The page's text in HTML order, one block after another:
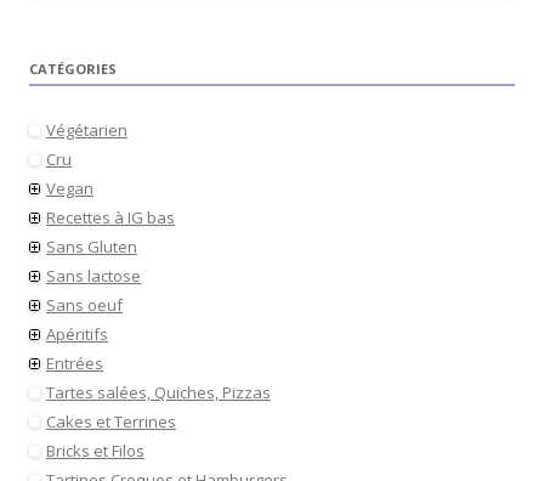
CATÉGORIES
Végétarien
Cru
Vegan
Recettes à IG bas
Sans Gluten
Sans lactose
Sans oeuf
Apéritifs
Entrées
Tartes salées, Quiches, Pizzas
Cakes et Terrines
Bricks et Filos